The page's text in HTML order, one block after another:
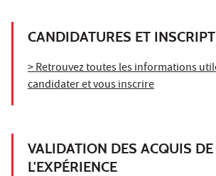
CANDIDATURES ET
> Retrouvez toutes les informations
candidater et vous inscrire
VALIDATION DES ACQUIS DE
L'EXPÉRIENCE